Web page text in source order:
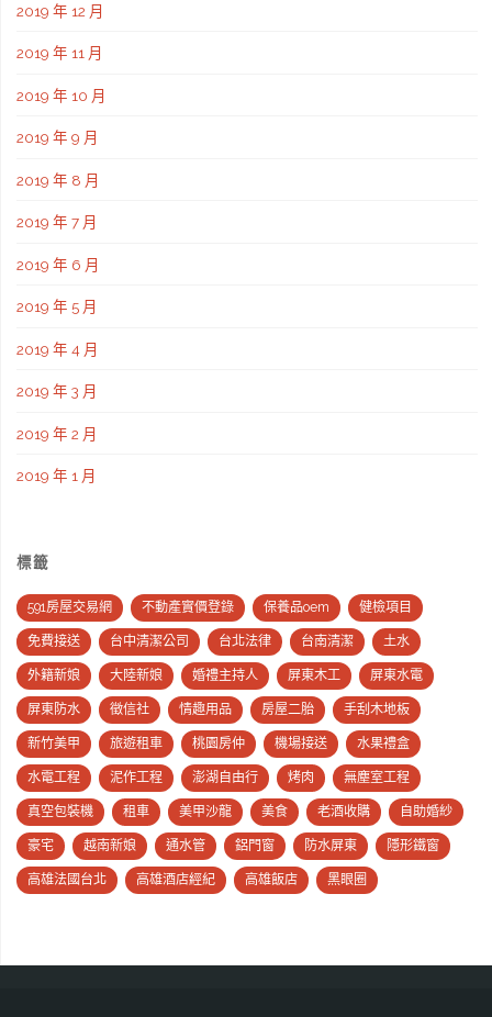
2019 年 12 月
2019 年 11 月
2019 年 10 月
2019 年 9 月
2019 年 8 月
2019 年 7 月
2019 年 6 月
2019 年 5 月
2019 年 4 月
2019 年 3 月
2019 年 2 月
2019 年 1 月
標籤
591房屋交易網 不動產實價登錄 保養品oem 健檢項目
免費接送 台中清潔公司 台北法律 台南清潔 土水
外籍新娘 大陸新娘 婚禮主持人 屏東木工 屏東水電
屏東防水 徵信社 情趣用品 房屋二胎 手刮木地板
新竹美甲 旅遊租車 桃園房仲 機場接送 水果禮盒
水電工程 泥作工程 澎湖自由行 烤肉 無塵室工程
真空包裝機 租車 美甲沙龍 美食 老酒收購 自助婚紗
豪宅 越南新娘 通水管 鋁門窗 防水屏東 隱形鐵窗
高雄法國台北 高雄酒店經紀 高雄飯店 黑眼圈